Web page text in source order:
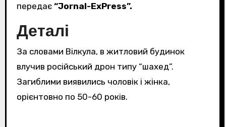
передає “Jornal-ExPress”.
Деталі
За словами Вілкула, в житловий будинок
влучив російський дрон типу “шахед”.
Загиблими виявились чоловік і жінка,
орієнтовно по 50-60 років.